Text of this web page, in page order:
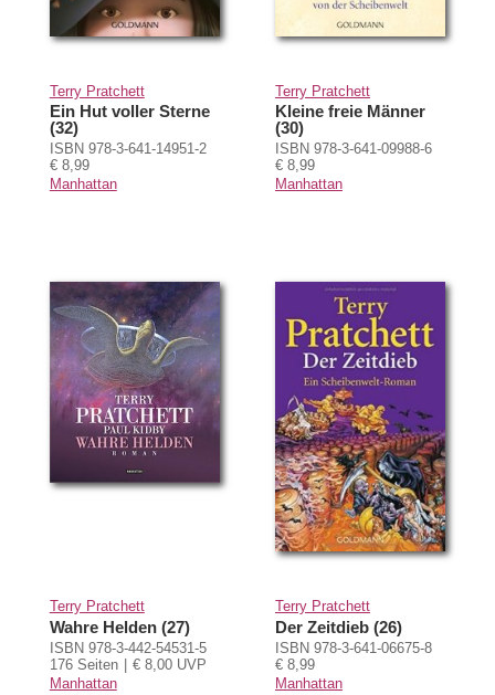
Terry Pratchett
Ein Hut voller Sterne
(32)
ISBN 978-3-641-14951-2
€ 8,99
Manhattan
Terry Pratchett
Kleine freie Männer
(30)
ISBN 978-3-641-09988-6
€ 8,99
Manhattan
Terry Pratchett
Wahre Helden (27)
ISBN 978-3-442-54531-5
176 Seiten
€ 8,00 UVP
Manhattan
Terry Pratchett
Der Zeitdieb (26)
ISBN 978-3-641-06675-8
€ 8,99
Manhattan